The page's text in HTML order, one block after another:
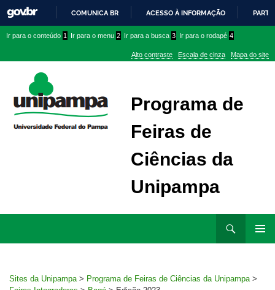
PARA
CONTEÚDO
COMUNICA BR ACESSO À INFORMAÇÃO
conteúdo
menu
superior
menu
Ir para o conteúdo 1 Ir para o menu 2 Ir para a busca 3 Ir para o rodapé 4
Alto contraste Escala de cinza Mapa do site
Programa de
Feiras de
Ciências da
Unipampa
Sites da Unipampa > Programa de Feiras de Ciências da Unipampa >